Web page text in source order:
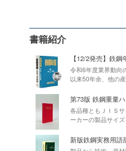
書籍紹介
【12/2発売】鉄
令和6年度業界動向
以来50年余、他の
第73版 鉄鋼重量
各品種ともＪＩＳ
ーカーの製品サイ
新版鉄鋼実務用語